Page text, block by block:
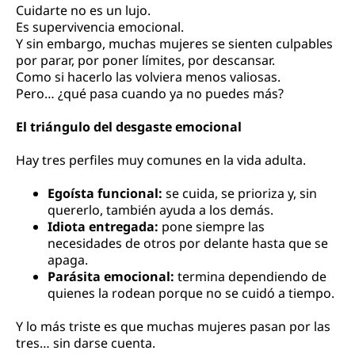
Cuidarte no es un lujo.
Es supervivencia emocional.
Y sin embargo, muchas mujeres se sienten culpables
por parar, por poner límites, por descansar.
Como si hacerlo las volviera menos valiosas.
Pero… ¿qué pasa cuando ya no puedes más?
El triángulo del desgaste emocional
Hay tres perfiles muy comunes en la vida adulta.
Egoísta funcional: se cuida, se prioriza y, sin
quererlo, también ayuda a los demás.
Idiota entregada: pone siempre las
necesidades de otros por delante hasta que se
apaga.
Parásita emocional: termina dependiendo de
quienes la rodean porque no se cuidó a tiempo.
Y lo más triste es que muchas mujeres pasan por las
tres… sin darse cuenta.